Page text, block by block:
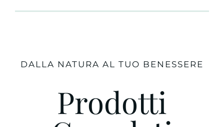
DALLA NATURA AL TUO BENESSERE
Prodotti